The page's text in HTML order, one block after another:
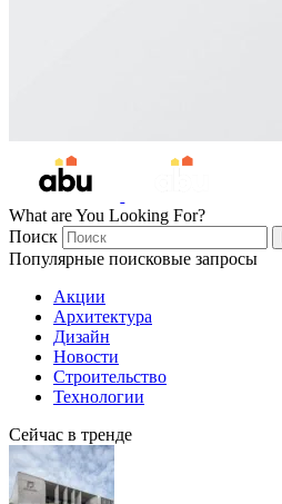
What are You Looking For?
Поиск
Популярные поисковые запросы
Акции
Архитектура
Дизайн
Новости
Строительство
Технологии
Сейчас в тренде